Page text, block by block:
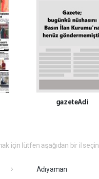
gazeteAdi
için lütfen aşağıdan bir il seçin
Adıyaman